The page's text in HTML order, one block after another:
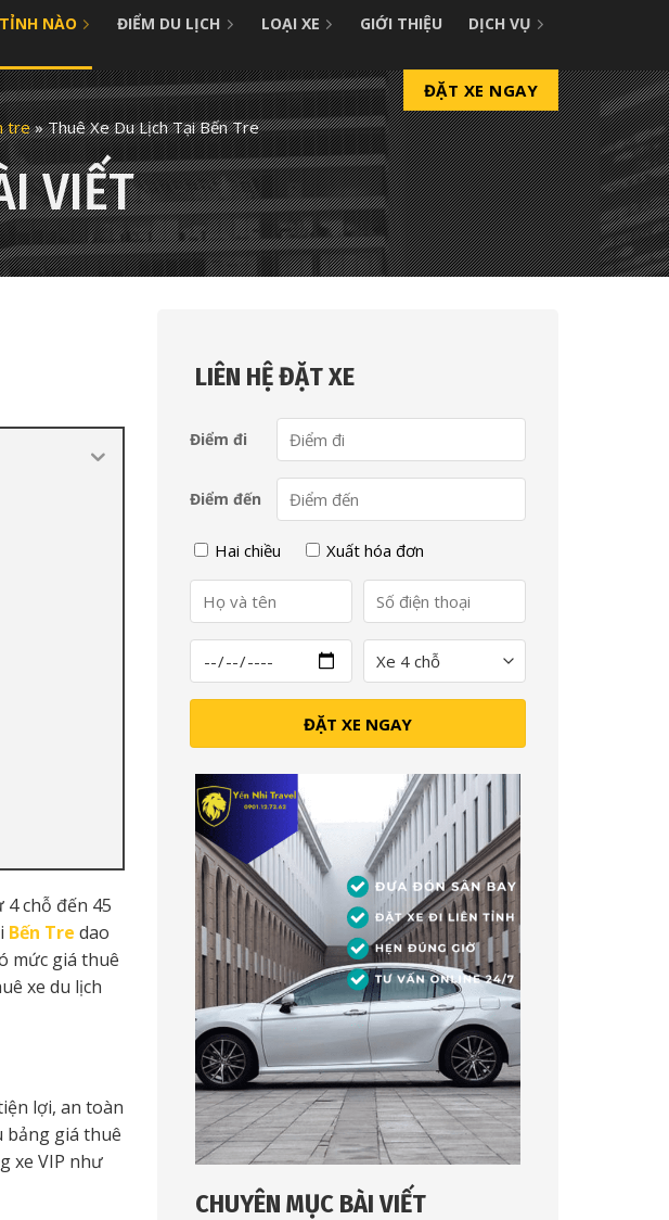
NÀO ĐIỂM DU LỊCH LOẠI XE GIỚI THIỆU DỊCH VỤ
ĐẶT XE NGAY
tre»Thuê Xe Du Lịch Tại Bến Tre
VIẾT
4 chỗ đến 45
Bến Tre dao
mức giá thuê
xe du lịch
lợi, an toàn
bảng giá thuê
xe VIP như
LIÊN HỆ ĐẶT XE
Điểm đi
Điểm đến
Hai chiều Xuất hóa đơn
CHUYÊN MỤC BÀI VIẾT